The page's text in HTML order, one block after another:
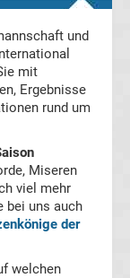
und
mit
Ergebnisse
rund um
Miseren
viel mehr
bei uns auch
der
welchen